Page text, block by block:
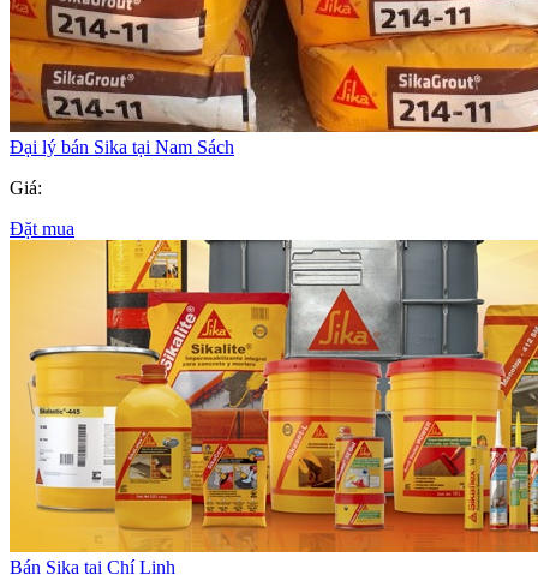
Đại lý bán Sika tại Nam Sách
Giá:
Đặt mua
Bán Sika tại Chí Linh